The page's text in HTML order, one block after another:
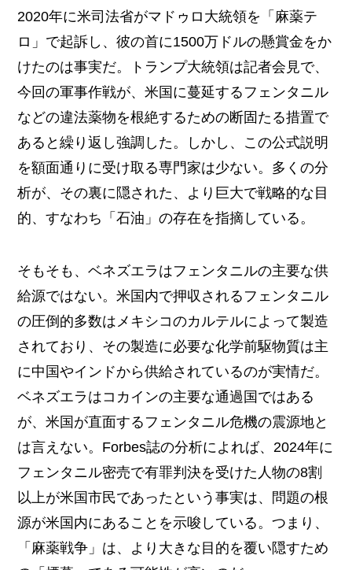
2020年に米司法省がマドゥロ大統領を「麻薬テ
ロ」で起訴し、彼の首に1500万ドルの懸賞金をか
けたのは事実だ。トランプ大統領は記者会見で、
今回の軍事作戦が、米国に蔓延するフェンタニル
などの違法薬物を根絶するための断固たる措置で
あると繰り返し強調した。しかし、この公式説明
を額面通りに受け取る専門家は少ない。多くの分
析が、その裏に隠された、より巨大で戦略的な目
的、すなわち「石油」の存在を指摘している。
そもそも、ベネズエラはフェンタニルの主要な供
給源ではない。米国内で押収されるフェンタニル
の圧倒的多数はメキシコのカルテルによって製造
されており、その製造に必要な化学前駆物質は主
に中国やインドから供給されているのが実情だ。
ベネズエラはコカインの主要な通過国ではある
が、米国が直面するフェンタニル危機の震源地と
は言えない。Forbes誌の分析によれば、2024年に
フェンタニル密売で有罪判決を受けた人物の8割
以上が米国市民であったという事実は、問題の根
源が米国内にあることを示唆している。つまり、
「麻薬戦争」は、より大きな目的を覆い隠すため